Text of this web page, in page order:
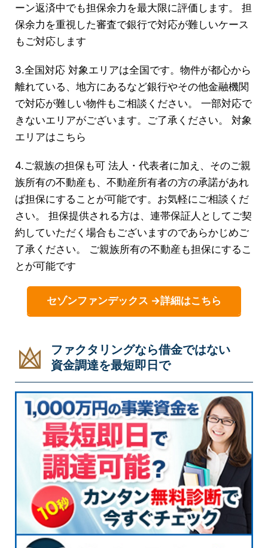
ーン返済中でも担保余力を最大限に評価します。 担
保余力を重視した審査で銀行で対応が難しいケース
もご対応します
3.全国対応 対象エリアは全国です。物件が都心から
離れている、地方にあるなど銀行やその他金融機関
で対応が難しい物件もご相談ください。 一部対応で
きないエリアがございます。ご了承ください。 対象
エリアはこちら
4.ご親族の担保も可 法人・代表者に加え、そのご親
族所有の不動産も、不動産所有者の方の承諾があれ
ば担保にすることが可能です。お気軽にご相談くだ
さい。 担保提供される方は、連帯保証人としてご契
約していただく場合もございますのであらかじめご
了承ください。 ご親族所有の不動産も担保にするこ
とが可能です
セゾンファンデックス →詳細はこちら
ファクタリングなら借金ではない
資金調達を最短即日で